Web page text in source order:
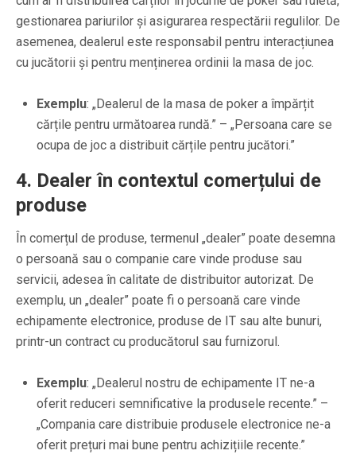
gestionarea pariurilor și asigurarea respectării regulilor. De
asemenea, dealerul este responsabil pentru interacțiunea
cu jucătorii și pentru menținerea ordinii la masa de joc.
Exemplu: „Dealerul de la masa de poker a împărțit
cărțile pentru următoarea rundă.” – „Persoana care se
ocupa de joc a distribuit cărțile pentru jucători.”
4. Dealer în contextul comerțului de
produse
În comerțul de produse, termenul „dealer” poate desemna
o persoană sau o companie care vinde produse sau
servicii, adesea în calitate de distribuitor autorizat. De
exemplu, un „dealer” poate fi o persoană care vinde
echipamente electronice, produse de IT sau alte bunuri,
printr-un contract cu producătorul sau furnizorul.
Exemplu: „Dealerul nostru de echipamente IT ne-a
oferit reduceri semnificative la produsele recente.” –
„Compania care distribuie produsele electronice ne-a
oferit prețuri mai bune pentru achizițiile recente.”